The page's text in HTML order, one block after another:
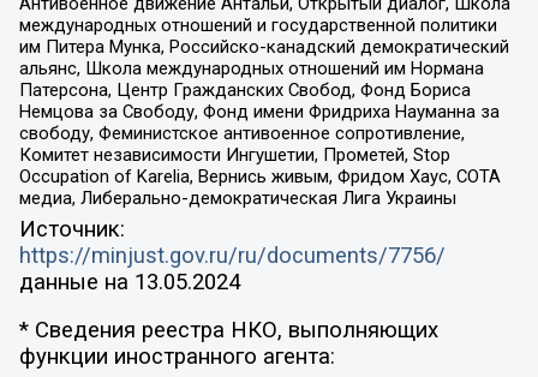
международных отношений и государственной политики
им Питера Мунка, Российско-канадский демократический
альянс, Школа международных отношений им Нормана
Патерсона, Центр Гражданских Свобод, Фонд Бориса
Немцова за Свободу, Фонд имени Фридриха Науманна за
свободу, Феминистское антивоенное сопротивление,
Комитет независимости Ингушетии, Прометей, Stop
Occupation of Karelia, Вернись живым, Фридом Хаус, СОТА
медиа, Либерально-демократическая Лига Украины
Источник:
https://minjust.gov.ru/ru/documents/7756/
данные на 13.05.2024
* Сведения реестра НКО, выполняющих
функции иностранного агента: